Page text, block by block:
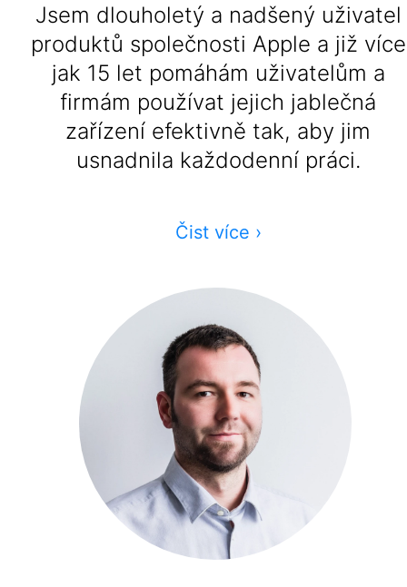
Jsem dlouholetý a nadšený uživatel
produktů společnosti Apple a již více
jak 15 let pomáhám uživatelům a
firmám používat jejich jablečná
zařízení efektivně tak, aby jim
usnadnila každodenní práci.
Čist více ›